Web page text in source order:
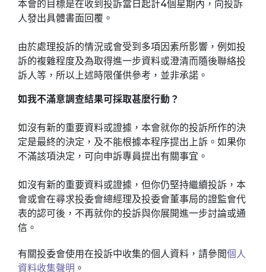
本會的目標是在收到投訴當日起計4個星期內，向投訴
人發出具體書面回覆。
由於處理投訴的情況或會受到多項因素所影響，例如投
訴的複雜程度及為取得進一步資料或澄清而隨後聯絡投
訴人等，所以上述時限僅供參考，並非承諾。
如我不滿意調查結果可採取甚麼行動？
如沒有新的重要資料或證據，本會就你的投訴所作的決
定是最終的決定，及不能根據本程序提出上訴。如果你
不滿該項決定，可向申訴專員提出有關事宜。
如沒有新的重要資料或證據，但你仍堅持繼續投訴，本
會或會在尋求投委會總經理及投委會董事局的證監會代
表的認可後，不再就你的投訴與你展開進一步討論或通
信。
有關投委會使用在投訴中收集的個人資料，請參閲個人
資料收集聲明 。